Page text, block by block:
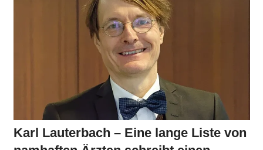
Karl Lauterbach – Eine lange Liste von